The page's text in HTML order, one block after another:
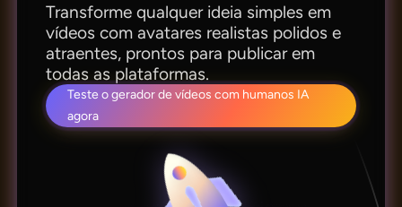
Transforme qualquer ideia simples em
vídeos com avatares realistas polidos e
atraentes, prontos para publicar em
todas as plataformas.
Teste o gerador de vídeos com humanos IA
agora